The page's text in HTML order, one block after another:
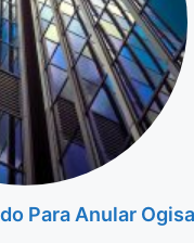
Para Anular